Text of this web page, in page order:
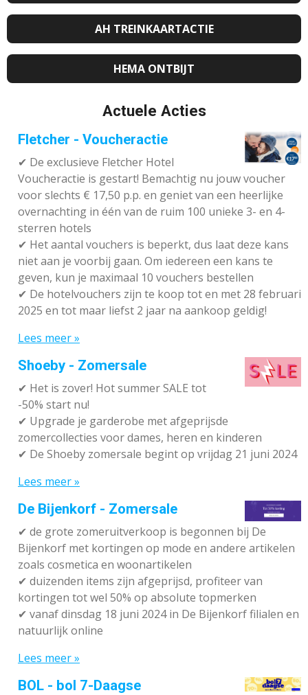
AH TREINKAARTACTIE
HEMA ONTBIJT
Actuele Acties
Fletcher - Voucheractie
✔ De exclusieve Fletcher Hotel
Voucheractie is gestart! Bemachtig nu jouw voucher
voor slechts € 17,50 p.p. en geniet van een heerlijke
overnachting in één van de ruim 100 unieke 3- en 4-
sterren hotels
✔ Het aantal vouchers is beperkt, dus laat deze kans
niet aan je voorbij gaan. Om iedereen een kans te
geven, kun je maximaal 10 vouchers bestellen
✔ De hotelvouchers zijn te koop tot en met 28 februari
2025 en tot maar liefst 2 jaar na aankoop geldig!
Lees meer »
Shoeby - Zomersale
✔ Het is zover! Hot summer SALE tot
-50% start nu!
✔ Upgrade je garderobe met afgeprijsde
zomercollecties voor dames, heren en kinderen
✔ De Shoeby zomersale begint op vrijdag 21 juni 2024
Lees meer »
De Bijenkorf - Zomersale
✔ de grote zomeruitverkoop is begonnen bij De
Bijenkorf met kortingen op mode en andere artikelen
zoals cosmetica en woonartikelen
✔ duizenden items zijn afgeprijsd, profiteer van
kortingen tot wel 50% op absolute topmerken
✔ vanaf dinsdag 18 juni 2024 in De Bijenkorf filialen en
natuurlijk online
Lees meer »
BOL - bol 7-Daagse